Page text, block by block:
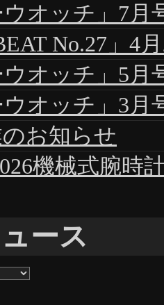
ウオッチ」7月
No.27」4
ウオッチ」5月
ウオッチ」3月
お知らせ
機械式腕時
ース